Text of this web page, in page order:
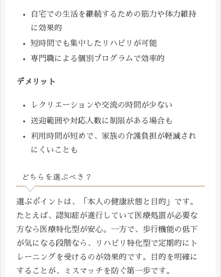
自宅での生活を継続するための筋力や体力維持
に効果的
短時間でも集中したリハビリが可能
専門職による個別プログラムで効率的
デメリット
レクリエーションや交流の時間が少ない
送迎範囲や対応人数に制限がある場合も
利用時間が短めで、家族の介護負担が軽減され
にくいことも
どちらを選ぶべき？
選ぶポイントは、「本人の健康状態と目的」です。
たとえば、認知症が進行していて医療処置が必要な
方なら医療特化型が安心。一方で、歩行機能の低下
が気になる段階なら、リハビリ特化型で定期的にト
レーニングを受けるのが効果的です。目的を明確に
することが、ミスマッチを防ぐ第一歩です。